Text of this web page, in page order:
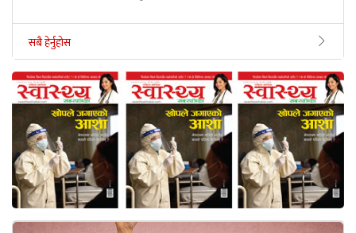
सबै हेर्नुहोस